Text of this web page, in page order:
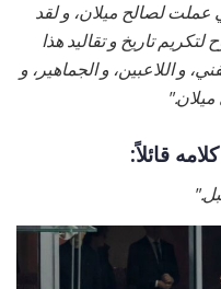
عملت لصالح ميلان، و لقد
تاريخ و تقاليد هذا
و اللاعبين، و الجماهير، و
كلامه قائلاً: